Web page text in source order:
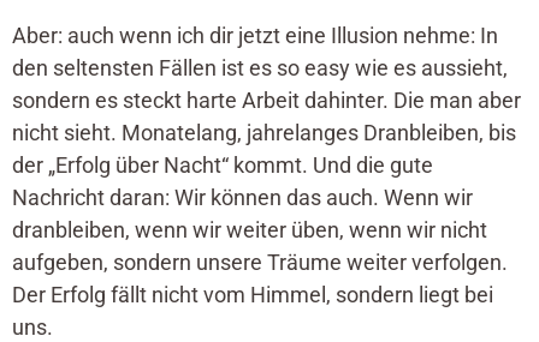
Aber: auch wenn ich dir jetzt eine Illusion nehme: In
den seltensten Fällen ist es so easy wie es aussieht,
sondern es steckt harte Arbeit dahinter. Die man aber
nicht sieht. Monatelang, jahrelanges Dranbleiben, bis
der „Erfolg über Nacht“ kommt. Und die gute
Nachricht daran: Wir können das auch. Wenn wir
dranbleiben, wenn wir weiter üben, wenn wir nicht
aufgeben, sondern unsere Träume weiter verfolgen.
Der Erfolg fällt nicht vom Himmel, sondern liegt bei
uns.